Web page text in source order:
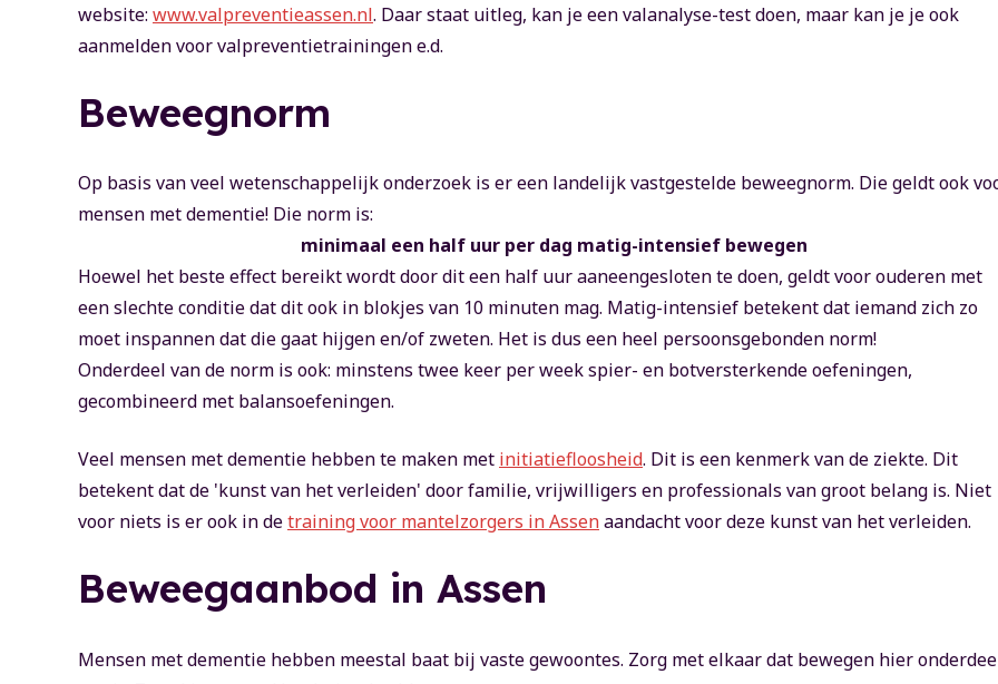
website: www.valpreventieassen.nl. Daar staat uitleg, kan je een valanalyse-test doen, maar kan je je ook
aanmelden voor valpreventietrainingen e.d.
Beweegnorm
Op basis van veel wetenschappelijk onderzoek is er een landelijk vastgestelde beweegnorm. Die geldt ook
mensen met dementie! Die norm is:
minimaal een half uur per dag matig-intensief bewegen
Hoewel het beste effect bereikt wordt door dit een half uur aaneengesloten te doen, geldt voor ouderen met
een slechte conditie dat dit ook in blokjes van 10 minuten mag. Matig-intensief betekent dat iemand zich zo
moet inspannen dat die gaat hijgen en/of zweten. Het is dus een heel persoonsgebonden norm!
Onderdeel van de norm is ook: minstens twee keer per week spier- en botversterkende oefeningen,
gecombineerd met balansoefeningen.
Veel mensen met dementie hebben te maken met initiatiefloosheid. Dit is een kenmerk van de ziekte. Dit
betekent dat de 'kunst van het verleiden' door familie, vrijwilligers en professionals van groot belang is. Niet
voor niets is er ook in detraining voor mantelzorgers in Assenaandacht voor deze kunst van het verleiden.
Beweegaanbod in Assen
Mensen met dementie hebben meestal baat bij vaste gewoontes. Zorg met elkaar dat bewegen hier